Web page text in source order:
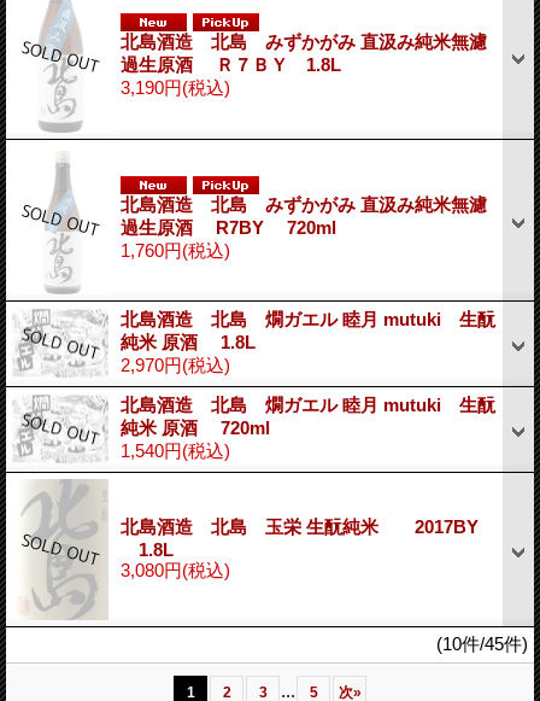
北島酒造 北島 みずかがみ 直汲み純米無濾
過生原酒 Ｒ７ＢＹ 1.8L
3,190円(税込)
北島酒造 北島 みずかがみ 直汲み純米無濾
過生原酒 R7BY 720ml
1,760円(税込)
北島酒造 北島 燗ガエル 睦月 mutuki 生酛
純米 原酒 1.8L
2,970円(税込)
北島酒造 北島 燗ガエル 睦月 mutuki 生酛
純米 原酒 720ml
1,540円(税込)
北島酒造 北島 玉栄 生酛純米 2017BY
1.8L
3,080円(税込)
(10件/45件)
1 2 3 ... 5 次»